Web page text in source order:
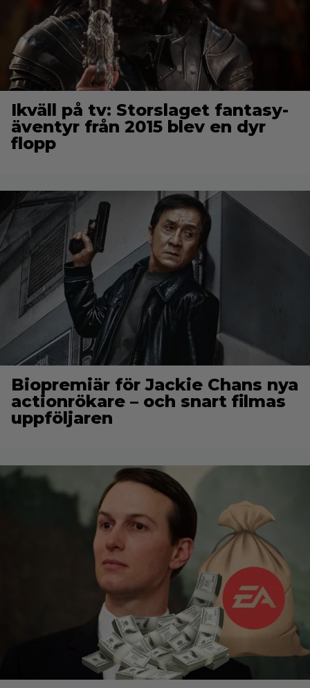
Ikväll på tv: Storslaget fantasy-
äventyr från 2015 blev en dyr
flopp
Biopremiär för Jackie Chans nya
actionrökare – och snart filmas
uppföljaren